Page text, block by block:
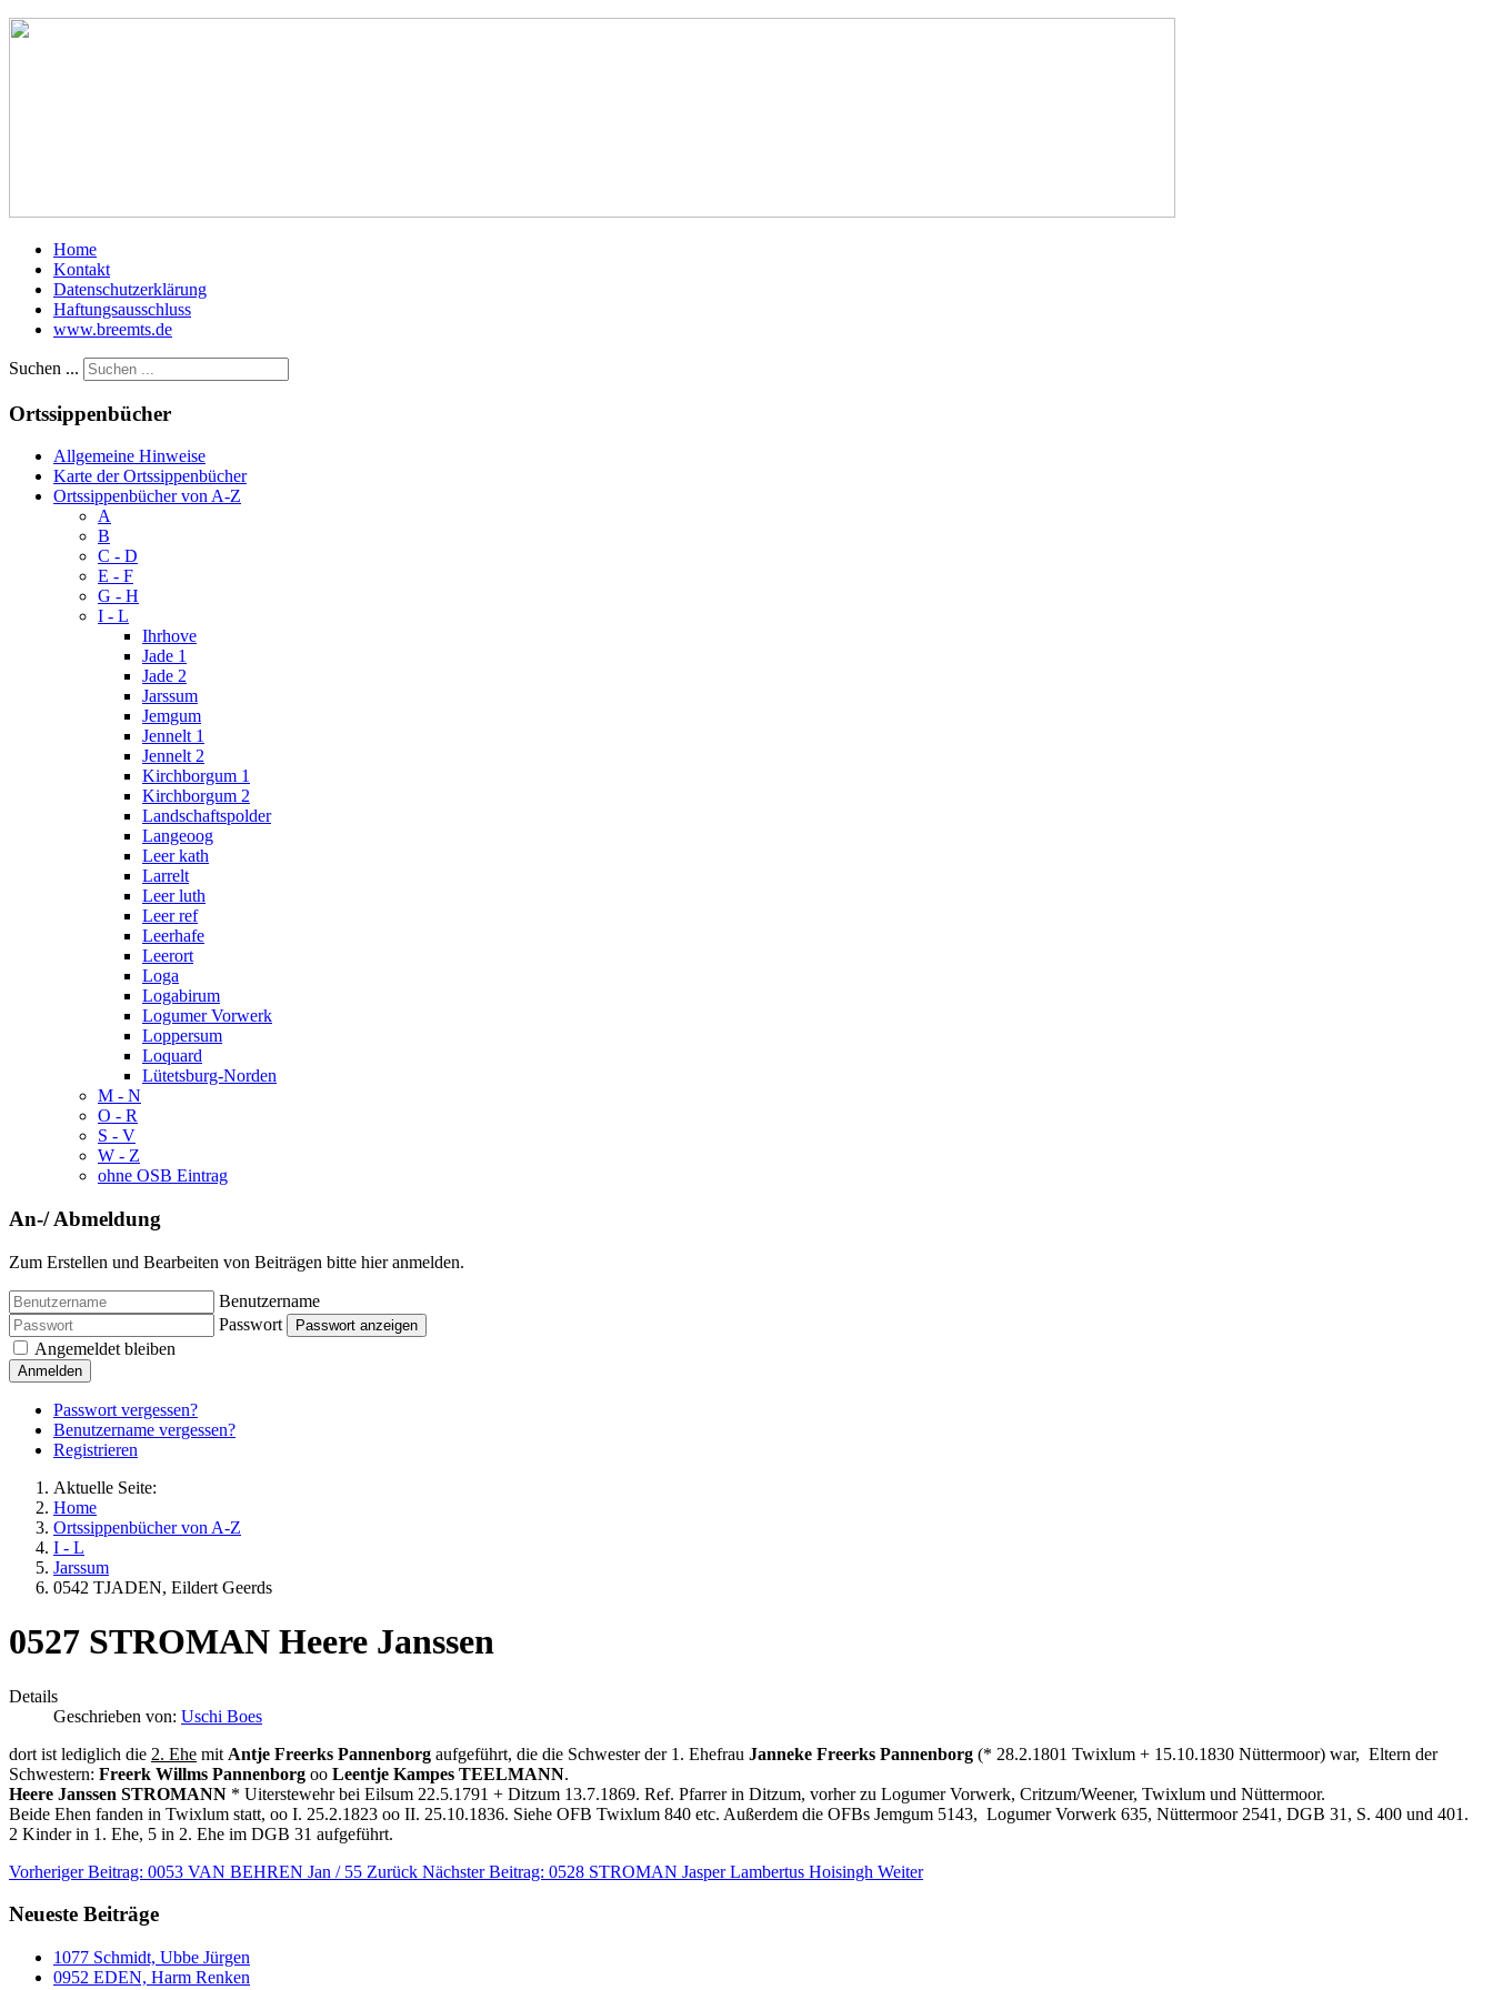
Home
Kontakt
Datenschutzerklärung
Haftungsausschluss
www.breemts.de
Suchen ...
Ortssippenbücher
Allgemeine Hinweise
Karte der Ortssippenbücher
Ortssippenbücher von A-Z
A
B
C - D
E - F
G - H
I - L
Ihrhove
Jade 1
Jade 2
Jarssum
Jemgum
Jennelt 1
Jennelt 2
Kirchborgum 1
Kirchborgum 2
Landschaftspolder
Langeoog
Leer kath
Larrelt
Leer luth
Leer ref
Leerhafe
Leerort
Loga
Logabirum
Logumer Vorwerk
Loppersum
Loquard
Lütetsburg-Norden
M - N
O - R
S - V
W - Z
ohne OSB Eintrag
An-/ Abmeldung
Zum Erstellen und Bearbeiten von Beiträgen bitte hier anmelden.
Benutzername
Passwort
Passwort anzeigen
Angemeldet bleiben
Anmelden
Passwort vergessen?
Benutzername vergessen?
Registrieren
Aktuelle Seite:
Home
Ortssippenbücher von A-Z
I - L
Jarssum
0542 TJADEN, Eildert Geerds
0527 STROMAN Heere Janssen
Details
Geschrieben von: Uschi Boes
dort ist lediglich die 2. Ehe mit Antje Freerks Pannenborg aufgeführt, die die Schwester der 1. Ehefrau Janneke Freerks Pannenborg (* 28.2.1801 Twixlum + 15.10.1830 Nüttermoor) war, Eltern der
Schwestern: Freerk Willms Pannenborg oo Leentje Kampes TEELMANN.
Heere Janssen STROMANN * Uiterstewehr bei Eilsum 22.5.1791 + Ditzum 13.7.1869. Ref. Pfarrer in Ditzum, vorher zu Logumer Vorwerk, Critzum/Weener, Twixlum und Nüttermoor.
Beide Ehen fanden in Twixlum statt, oo I. 25.2.1823 oo II. 25.10.1836. Siehe OFB Twixlum 840 etc. Außerdem die OFBs Jemgum 5143, Logumer Vorwerk 635, Nüttermoor 2541, DGB 31, S. 400 und 401.
2 Kinder in 1. Ehe, 5 in 2. Ehe im DGB 31 aufgeführt.
Vorheriger Beitrag: 0053 VAN BEHREN Jan / 55 Zurück Nächster Beitrag: 0528 STROMAN Jasper Lambertus Hoisingh Weiter
Neueste Beiträge
1077 Schmidt, Ubbe Jürgen
0952 EDEN, Harm Renken